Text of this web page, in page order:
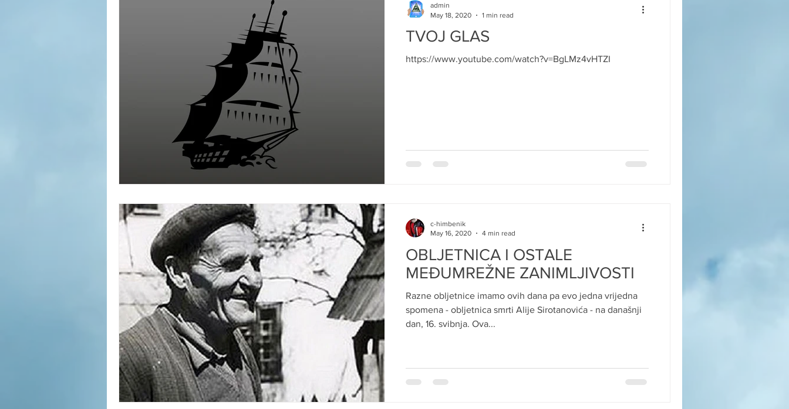
TVOJ GLAS
https://www.youtube.com/watch?v=BgLMz4vHTZI
admin
May 18, 2020
1 min read
OBLJETNICA I OSTALE
MEĐUMREŽNE ZANIMLJIVOSTI
Razne obljetnice imamo ovih dana pa evo jedna vrijedna
spomena - obljetnica smrti Alije Sirotanovića - na današnji
dan, 16. svibnja. Ova...
c-himbenik
May 16, 2020
4 min read